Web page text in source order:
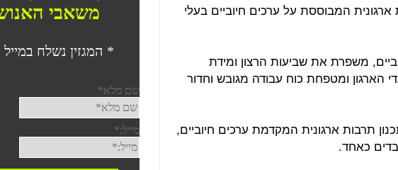
ארגונית המבוססת על ערכים חיוביים בעלי
משפרת את שביעות הרצון ומידת
ומטפחת כוח עבודה מגובש וחדור
תרבות ארגונית המקדמת ערכים חיוביים,
כאחד.